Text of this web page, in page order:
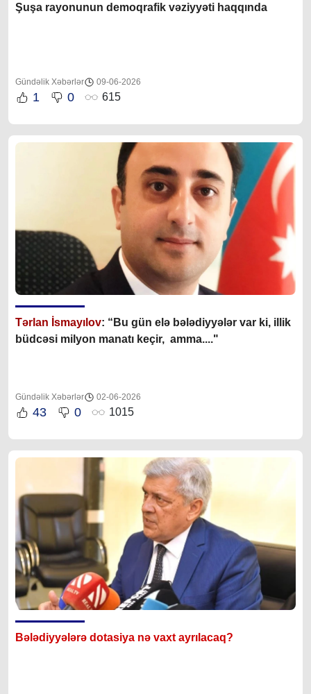
Şuşa rayonunun demoqrafik vəziyyəti haqqında
Gündəlik Xəbərlər 09-06-2026
1 0 615
Tərlan İsmayılov: “Bu gün elə bələdiyyələr var ki, illik
büdcəsi milyon manatı keçir, amma...."
Gündəlik Xəbərlər 02-06-2026
43 0 1015
Bələdiyyələrə dotasiya nə vaxt ayrılacaq?